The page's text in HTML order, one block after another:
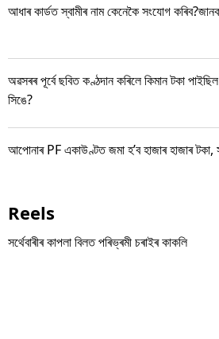
আধাৰ কাৰ্ডত স্বামীৰ নাম কেনেকৈ সংযোগ
অৱসৰৰ পূৰ্বে ছবিত কণ্ঠদান কৰিলে কিমান টকা
সিঙে?
আপোনাৰ PF একাউণ্টত জমা হ’ব হাজাৰ হাজাৰ টকা,
Reels
সৰ্থেবাৰীৰ কাপলা বিলত পৰিভ্ৰমী চৰাইৰ কাকলি